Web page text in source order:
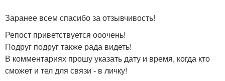
Заранее всем спасибо за отзывчивость!
Репост приветствуется ооочень!
Подруг подруг также рада видеть!
В комментариях прошу указать дату и время, когда кто
сможет и тел для связи - в личку!